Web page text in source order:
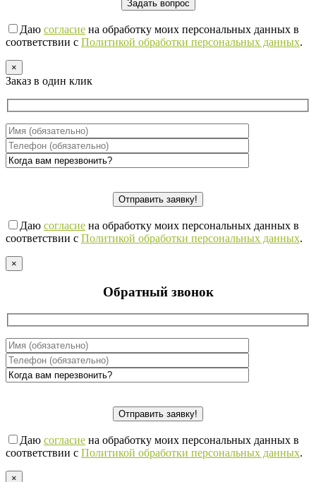
Даю согласие на обработку моих персональных данных в
соответствии с Политикой обработки персональных данных.
×
Заказ в один клик
Даю согласие на обработку моих персональных данных в
соответствии с Политикой обработки персональных данных.
×
Обратный звонок
Даю согласие на обработку моих персональных данных в
соответствии с Политикой обработки персональных данных.
×